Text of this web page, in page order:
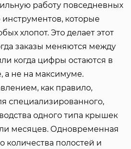
работу повседневных
которые
хлопот. Это делает этот
заказы меняются между
когда цифры остаются в
а не на максимуме.
как правило,
специализированного,
одного типа крышек
месяцев. Одновременная
количества полостей и